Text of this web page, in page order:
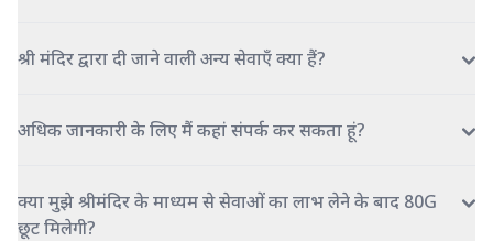
श्री मंदिर द्वारा दी जाने वाली अन्य सेवाएँ क्या हैं?
अधिक जानकारी के लिए मैं कहां संपर्क कर सकता हूं?
क्या मुझे श्रीमंदिर के माध्यम से सेवाओं का लाभ लेने के बाद 80G
छूट मिलेगी?